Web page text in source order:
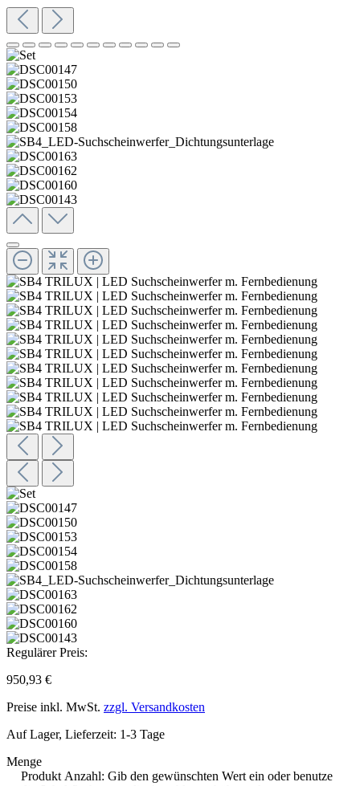
Regulärer Preis:
950,93 €
Preise inkl. MwSt. zzgl. Versandkosten
Auf Lager, Lieferzeit: 1-3 Tage
Menge
Produkt Anzahl: Gib den gewünschten Wert ein oder benutze